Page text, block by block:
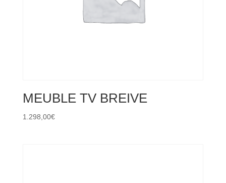
MEUBLE TV BREIVE
1.298,00€